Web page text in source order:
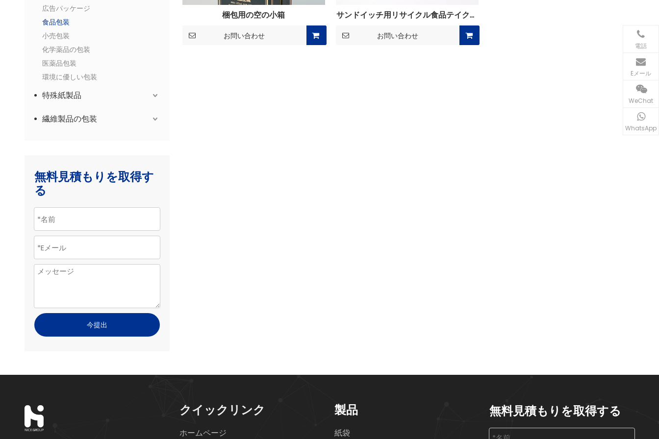
広告パッケージ
食品包装
小売包装
化学薬品の包装
医薬品包装
環境に優しい包装
特殊紙製品
繊維製品の包装
無料見積もりを取得す
る
今提出
梱包用の空の小箱
お問い合わせ
サンドイッチ用リサイクル食品テイクア
お問い合わせ
クイックリンク
ホームページ
電話
Eメール
WeChat
WhatsApp
製品
紙袋
無料見積もりを取得する